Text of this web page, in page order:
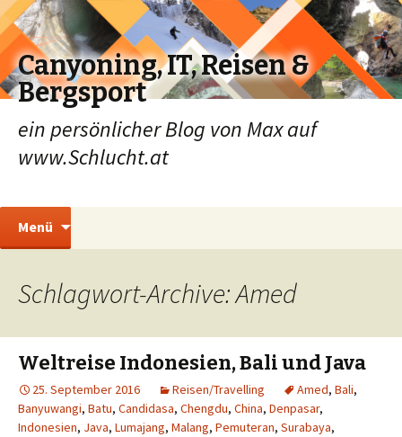
Canyoning, IT, Reisen &
Bergsport
ein persönlicher Blog von Max auf
www.Schlucht.at
Menü
Schlagwort-Archive: Amed
Weltreise Indonesien, Bali und Java
25. September 2016 Reisen/Travelling Amed, Bali,
Banyuwangi, Batu, Candidasa, Chengdu, China, Denpasar,
Indonesien, Java, Lumajang, Malang, Pemuteran, Surabaya,